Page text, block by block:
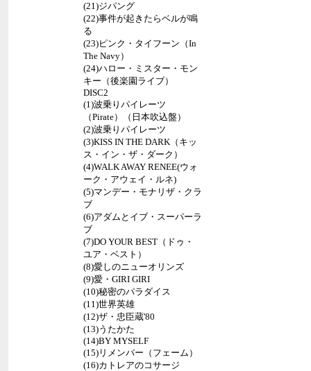
(21)ジパング
(22)事件が起きたらベルが鳴
る
(23)ピンク・タイフーン（In
The Navy）
(24)ハロー・ミスター・モン
キー（後楽園ライブ）
DISC2
(1)波乗りパイレーツ
（Pirate）（日本吹込盤）
(2)波乗りパイレーツ
(3)KISS IN THE DARK（キッ
ス・イン・ザ・ダーク）
(4)WALK AWAY RENEE(ウォ
ーク・アウェイ・ルネ)
(5)マンデー・モナリザ・クラ
ブ
(6)アダムとイブ・スーパーラ
ブ
(7)DO YOUR BEST（ドゥ・
ユア・ベスト）
(8)愛しのニューオリンズ
(9)愛・GIRI GIRI
(10)秘密のパラダイス
(11)世界英雄
(12)ザ・忠臣蔵'80
(13)うたかた
(14)BY MYSELF
(15)リメンバー（フェーム）
(16)カトレアのコサージ